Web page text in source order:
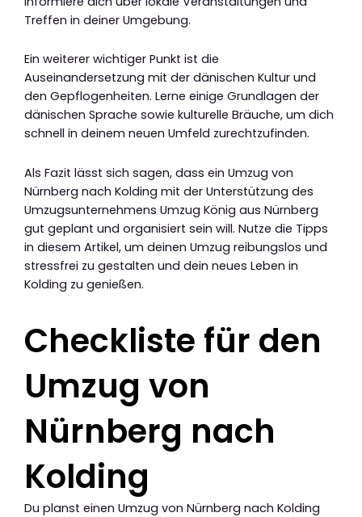
Treffen in deiner Umgebung.
Ein weiterer wichtiger Punkt ist die
Auseinandersetzung mit der dänischen Kultur und
den Gepflogenheiten. Lerne einige Grundlagen der
dänischen Sprache sowie kulturelle Bräuche, um dich
schnell in deinem neuen Umfeld zurechtzufinden.
Als Fazit lässt sich sagen, dass ein Umzug von
Nürnberg nach Kolding mit der Unterstützung des
Umzugsunternehmens Umzug König aus Nürnberg
gut geplant und organisiert sein will. Nutze die Tipps
in diesem Artikel, um deinen Umzug reibungslos und
stressfrei zu gestalten und dein neues Leben in
Kolding zu genießen.
Checkliste für den
Umzug von
Nürnberg nach
Kolding
Du planst einen Umzug von Nürnberg nach Kolding